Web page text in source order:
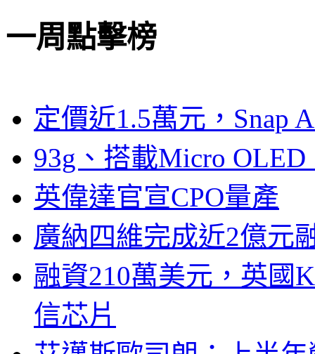
一周點擊榜
定價近1.5萬元，Snap
93g、搭載Micro
英偉達官宣CPO量產
廣納四維完成近2億元
融資210萬美元，英國
信芯片